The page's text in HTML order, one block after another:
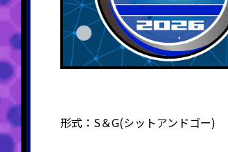
形式： S＆G(シットアンドゴー)